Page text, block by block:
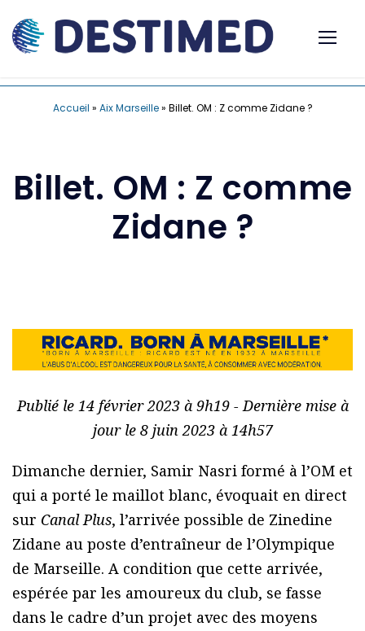
Accueil » Aix Marseille» Billet. OM : Z comme Zidane ?
Billet. OM : Z comme
Zidane ?
Publié le 14 février 2023 à 9h19 - Dernière mise à
jour le 8 juin 2023 à 14h57
Dimanche dernier, Samir Nasri formé à l’OM et
qui a porté le maillot blanc, évoquait en direct
sur Canal Plus, l’arrivée possible de Zinedine
Zidane au poste d’entraîneur de l’Olympique
de Marseille. A condition que cette arrivée,
espérée par les amoureux du club, se fasse
dans le cadre d’un projet avec des moyens